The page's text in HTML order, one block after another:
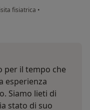
fisiatrica •
per il tempo che
esperienza
Siamo lieti di
stato di suo